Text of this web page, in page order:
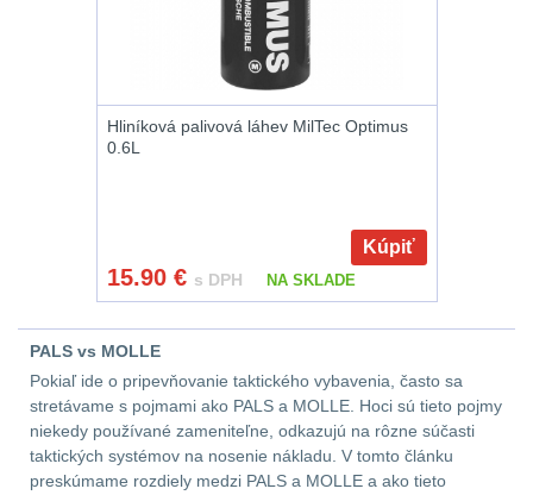
Popruhy a poutka
Zvětšovací moduly5
CQB21
Na vzduchovku15
Na kuše2
Hliníková palivová láhev MilTec Optimus
0.6L
Kúpiť
15.90 € s DPH NA SKLADE
PALS vs MOLLE
Pokiaľ ide o pripevňovanie taktického vybavenia, často sa
stretávame s pojmami ako PALS a MOLLE. Hoci sú tieto pojmy
niekedy používané zameniteľne, odkazujú na rôzne súčasti
taktických systémov na nosenie nákladu. V tomto článku
preskúmame rozdiely medzi PALS a MOLLE a ako tieto